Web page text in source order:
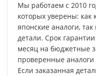
Мы работаем с 2010
которых уверены: как
японские аналоги,
детали. Срок
месяц на бюджетные
проверенные
Если заказанная